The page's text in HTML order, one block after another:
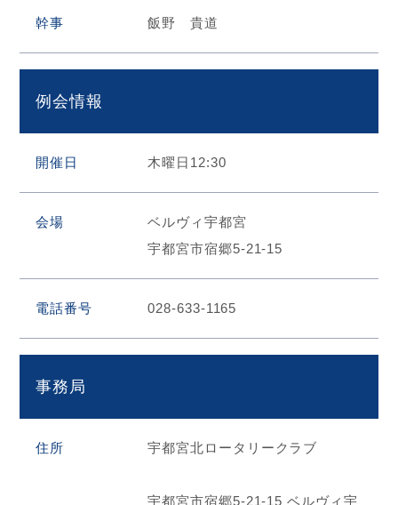
幹事 飯野 貴道
例会情報
開催日 木曜日12:30
会場
ベルヴィ宇都宮
宇都宮市宿郷5-21-15
電話番号 028-633-1165
事務局
住所 宇都宮北ロータリークラブ
宇都宮市宿郷5-21-15 ベルヴィ宇
お問合せ
サ
イ
ト
内